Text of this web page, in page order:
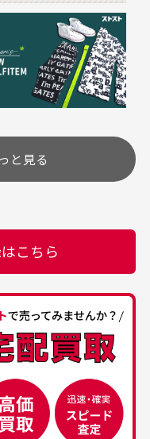
30代女性
つも素敵な商品を
です。いつも素敵な
をありがとうござい
。
50代男性
心して中古ウェア
に複数商品を入れて
ます。
ト上にて告知させて
か？
されますのでご注意
スを行っておりま
、古着特有の香
合がございます。
社に入荷した時点
なる場合や欠品が
意を払っておりま
ーツの強度低下が
と見る
こちら